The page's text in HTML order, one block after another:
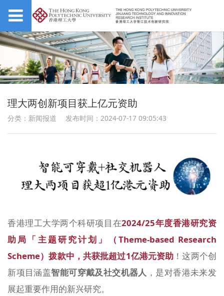
理大两创新项目获上亿元资助
分类：新闻报道 发布时间：2024-07-17 09:05:43
香港理工大学两个科研项目在2024/25年度香港研究资
助局「主题研究计划」（Theme-based Research
Scheme）拨款中，共获批超过1亿港元资助 ！这两个创
新项目涵盖智能可穿戴及社交机器人 ，是对香港未来发
展起重要作用的新兴研究。